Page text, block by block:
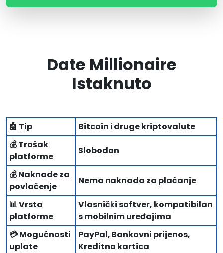
Date Millionaire
Istaknuto
🤖 Tip
Bitcoin i druge kriptovalute
💰 Trošak
platforme
Slobodan
💰 Naknade za
povlačenje
Nema naknada za plaćanje
📊 Vrsta
platforme
Vlasnički softver, kompatibilan
s mobilnim uređajima
💳 Mogućnosti
uplate
PayPal, Bankovni prijenos,
Kreditna kartica